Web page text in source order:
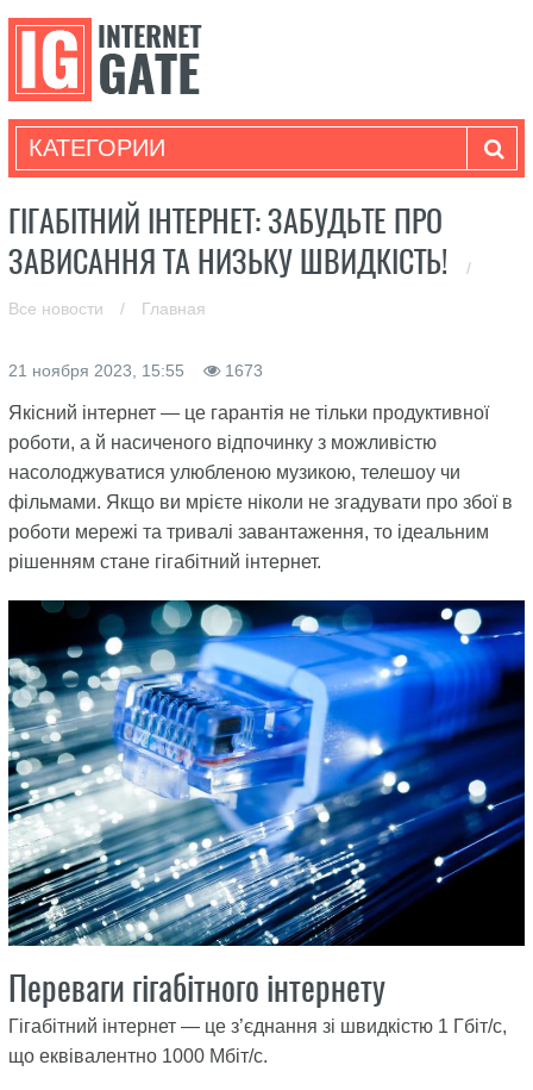
КАТЕГОРИИ
ГІГАБІТНИЙ ІНТЕРНЕТ: ЗАБУДЬТЕ ПРО
ЗАВИСАННЯ ТА НИЗЬКУ ШВИДКІСТЬ!
/
Все новости / Главная
21 ноября 2023, 15:55 1673
Якісний інтернет — це гарантія не тільки продуктивної
роботи, а й насиченого відпочинку з можливістю
насолоджуватися улюбленою музикою, телешоу чи
фільмами. Якщо ви мрієте ніколи не згадувати про збої в
роботи мережі та тривалі завантаження, то ідеальним
рішенням стане гігабітний інтернет.
Переваги гігабітного інтернету
Гігабітний інтернет — це з’єднання зі швидкістю 1 Гбіт/с,
що еквівалентно 1000 Мбіт/с.